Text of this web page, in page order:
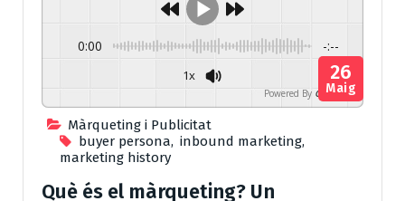
0:00 -:--
1x
Powered By GSpeech
Màrqueting i Publicitat
buyer persona, inbound marketing,
marketing history
26
Maig
Què és el màrqueting? Un